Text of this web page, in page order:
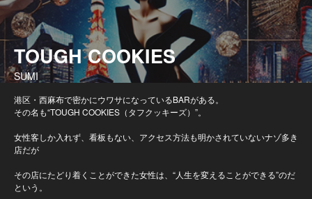
TOUGH COOKIES
SUMI
港区・西麻布で密かにウワサになっているBARがある。
その名も“TOUGH COOKIES（タフクッキーズ）”。
女性客しか入れず、看板もない、アクセス方法も明かされていないナゾ多き
店だが
その店にたどり着くことができた女性は、“人生を変えることができる”のだ
という。